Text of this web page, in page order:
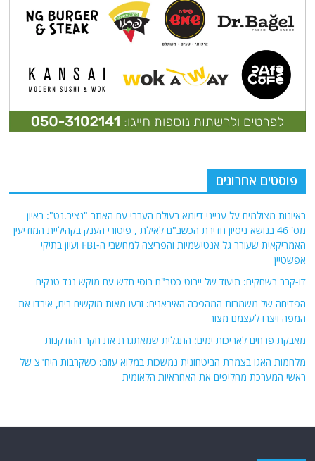
פוסטים אחרונים
ראיונות מצולמים על ענייני דיומא בעולם הערבי עם האתר "נציב.נט": ראיון
מס' 46 בנושא ניסיון חדירת הכשב"ם לאילת , פיטורי הענק בקהיליית המודיעין
האמריקאית שעורר גל אנטישמיות והפריצה למחשבי ה-FBI ועיון בתיקי
אפשטיין
דו-קרב בשחקים: תיעוד של יירוט כטב"ם רוסי חדש עם מוקש נגד טנקים
הפדיחה של משמרות המהפכה האיראנים: זרעו מאות מוקשים בים, איבדו את
המפה ויצרו לעצמם מצור
מאבקת פרחים לאריכות ימים: התגלית שמאתגרת את חקר ההזדקנות
מלחמות האגו בצמרת הביטחונית נמשכות במלוא עוזם: כשקרבות היח"צ של
ראשי המערכת מחליפים את האחראיות הלאומית